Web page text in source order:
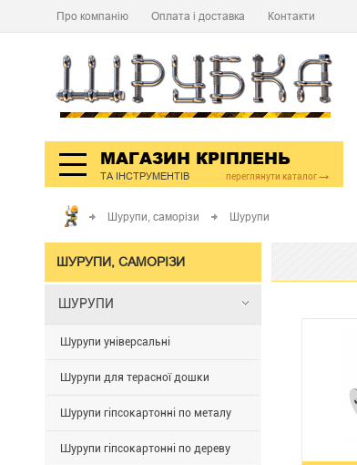
Про компанію Оплата і доставка Контакти
переглянути каталог
МАГАЗИН КРІПЛЕНЬ
ТА ІНСТРУМЕНТІВ
Шурупи, саморізи Шурупи
ШУРУПИ, САМОРІЗИ
ШУРУПИ
Шурупи універсальні
Шурупи для терасної дошки
Шурупи гіпсокартонні по металу
Шурупи гіпсокартонні по дереву